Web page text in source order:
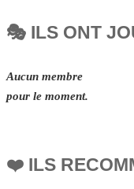
🎭 ILS ONT
Aucun membre
pour le moment.
❤️ ILS